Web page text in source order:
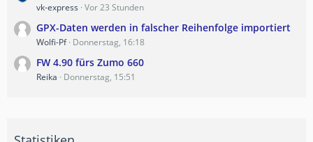
vk-express Vor 23 Stunden
GPX-Daten werden in falscher Reihenfolge importiert
Wolfi-Pf Donnerstag, 16:18
FW 4.90 fürs Zumo 660
Reika Donnerstag, 15:51